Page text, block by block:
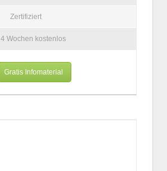
Zertifiziert
4 Wochen kostenlos
Gratis Infomaterial